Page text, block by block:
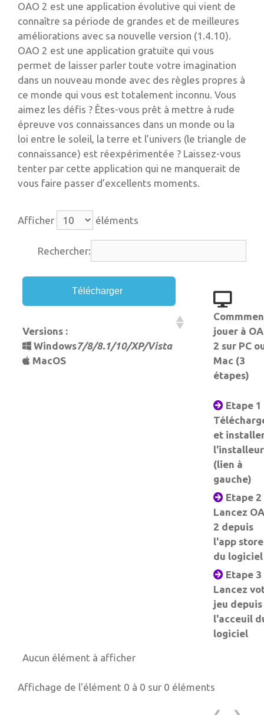
OAO 2 est une application évolutive qui vient de
connaître sa période de grandes et de meilleures
améliorations avec sa nouvelle version (1.4.10).
OAO 2 est une application gratuite qui vous
permet de laisser parler toute votre imagination
dans un nouveau monde avec des règles propres à
ce monde qui vous est totalement inconnu. Vous
aimez les défis ? Êtes-vous prêt à mettre à rude
épreuve vos connaissances dans un monde ou la
loi entre le soleil, la terre et l’univers (le triangle de
connaissance) est réexpérimentée ? Laissez-vous
tenter par cette application qui ne manquerait de
vous faire passer d’excellents moments.
Afficher éléments
Rechercher:
Télécharger
Versions :
Windows7/8/8.1/10/XP/Vista
MacOS
jouer à
2 sur PC
Mac (3
étapes)
Etape 1
et
l'installeur
(lien à
gauche)
Etape 2
Lancez
2 depuis
l'app store
du logiciel
Etape 3
Lancez
jeu depuis
l'acceuil
logiciel
Aucun élément à afficher
Affichage de l'élément 0 à 0 sur 0 éléments